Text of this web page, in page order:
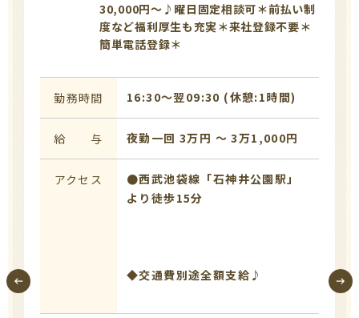
30,000円～♪曜日固定相談可＊前払い制
度など福利厚生も充実＊来社登録不要＊
簡単電話登録＊
勤務時間 16:30〜翌09:30 (休憩:1時間)
給 与 夜勤一回 3万円 〜 3万1,000円
アクセス
●西武池袋線「石神井公園駅」
より徒歩15分
◆交通費別途全額支給♪